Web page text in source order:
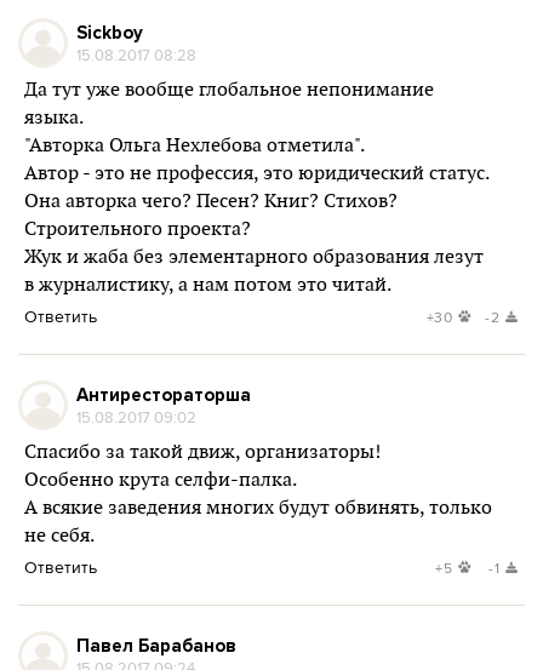
Sickboy
15.08.2017 08:28
Да тут уже вообще глобальное непонимание
языка.
"Авторка Ольга Нехлебова отметила".
Автор - это не профессия, это юридический статус.
Она авторка чего? Песен? Книг? Стихов?
Строительного проекта?
Жук и жаба без элементарного образования лезут
в журналистику, а нам потом это читай.
Ответить +30 -2
Антирестораторша
15.08.2017 09:02
Спасибо за такой движ, организаторы!
Особенно крута селфи-палка.
А всякие заведения многих будут обвинять, только
не себя.
Ответить +5 -1
Павел Барабанов